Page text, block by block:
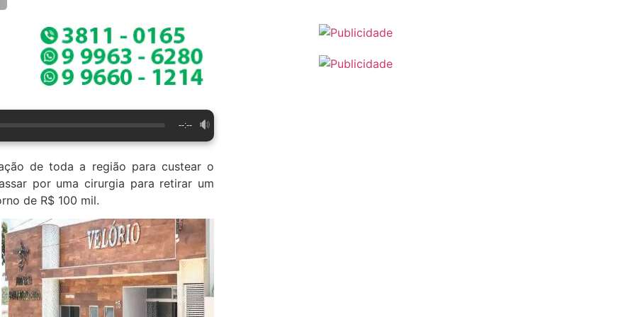
--:--
de toda a região para custear o
por uma cirurgia para retirar um
de R$ 100 mil.